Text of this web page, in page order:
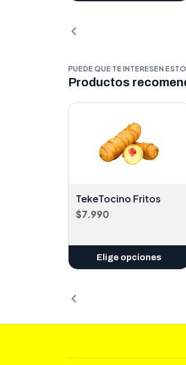
PUEDE QUE TE INTERESEN
Productos
TekeTocino Fritos
$7.990
Elige opciones